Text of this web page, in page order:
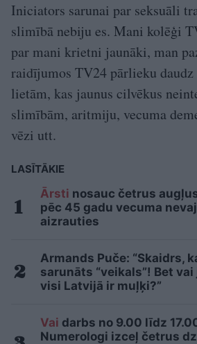
Iniciators sarunai par seksuāli
slimībā nebiju es. Mani kolēģi
par mani krietni jaunāki, man
raidījumos TV24 pārlieku
lietām, kas jaunus cilvēkus
slimībām, aritmiju, vecuma
vēzi utt.
LASĪTĀKIE
Ārsti nosauc četrus
pēc 45 gadu vecuma
aizrauties
Armands Puče: “Skaidrs,
sarunāts “veikals”! Bet
visi Latvijā ir muļķi?”
Vai darbs no 9.00 līdz
Numerologi izceļ četrus